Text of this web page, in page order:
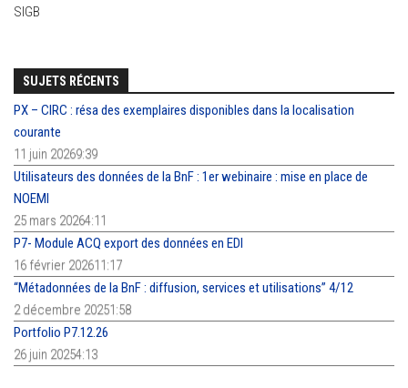
SIGB
SUJETS RÉCENTS
PX – CIRC : résa des exemplaires disponibles dans la localisation
courante
11 juin 20269:39
Utilisateurs des données de la BnF : 1er webinaire : mise en place de
NOEMI
25 mars 20264:11
P7- Module ACQ export des données en EDI
16 février 202611:17
“Métadonnées de la BnF : diffusion, services et utilisations” 4/12
2 décembre 20251:58
Portfolio P7.12.26
26 juin 20254:13